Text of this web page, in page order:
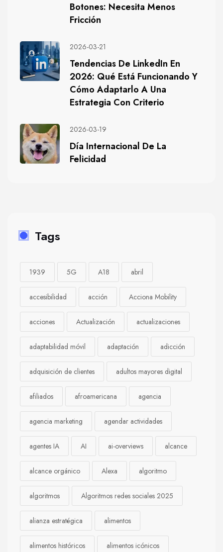
Botones: Necesita Menos
Fricción
2026-03-21
Tendencias De LinkedIn En
2026: Qué Está Funcionando Y
Cómo Adaptarlo A Una
Estrategia Con Criterio
2026-03-19
Día Internacional De La
Felicidad
Tags
1939 5G A18 abril
accesibilidad acción Acciona Mobility
acciones Actualización actualizaciones
adaptabilidad móvil adaptación adicción
adquisición de clientes adultos mayores digital
afiliados afroamericana agencia
agencia marketing agendar actividades
agentes IA AI ai-overviews alcance
alcance orgánico Alexa algoritmo
algoritmos Algoritmos redes sociales 2025
alianza estratégica alimentos
alimentos históricos alimentos icónicos